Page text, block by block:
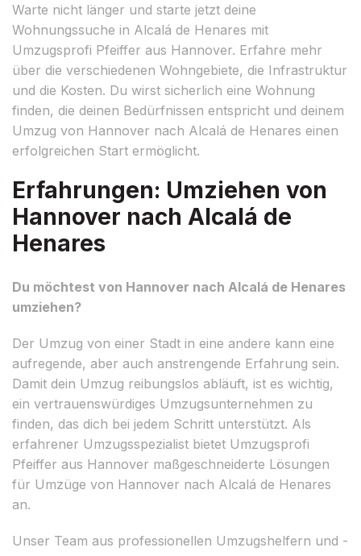
Warte nicht länger und starte jetzt deine
Wohnungssuche in Alcalá de Henares mit
Umzugsprofi Pfeiffer aus Hannover. Erfahre mehr
über die verschiedenen Wohngebiete, die Infrastruktur
und die Kosten. Du wirst sicherlich eine Wohnung
finden, die deinen Bedürfnissen entspricht und deinem
Umzug von Hannover nach Alcalá de Henares einen
erfolgreichen Start ermöglicht.
Erfahrungen: Umziehen von
Hannover nach Alcalá de
Henares
Du möchtest von Hannover nach Alcalá de Henares
umziehen?
Der Umzug von einer Stadt in eine andere kann eine
aufregende, aber auch anstrengende Erfahrung sein.
Damit dein Umzug reibungslos abläuft, ist es wichtig,
ein vertrauenswürdiges Umzugsunternehmen zu
finden, das dich bei jedem Schritt unterstützt. Als
erfahrener Umzugsspezialist bietet Umzugsprofi
Pfeiffer aus Hannover maßgeschneiderte Lösungen
für Umzüge von Hannover nach Alcalá de Henares
an.
Unser Team aus professionellen Umzugshelfern und -